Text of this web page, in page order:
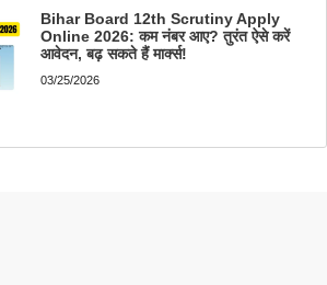
Bihar Board 12th Scrutiny Apply
Online 2026: कम नंबर आए? तुरंत ऐसे करें
आवेदन, बढ़ सकते हैं मार्क्स!
03/25/2026